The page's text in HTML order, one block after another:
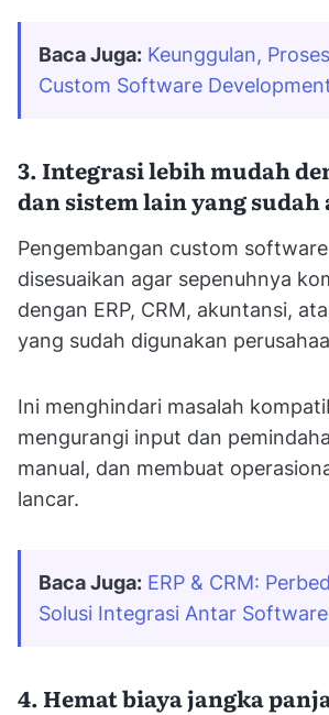
Baca Juga: Keunggulan,
Custom Software
3. Integrasi lebih mudah
dan sistem lain yang sudah
Pengembangan custom
disesuaikan agar sepenuhnya
dengan ERP, CRM, akuntansi,
yang sudah digunakan
Ini menghindari masalah
mengurangi input dan
manual, dan membuat
lancar.
Baca Juga: ERP & CRM:
Solusi Integrasi Antar Software
4. Hemat biaya jangka